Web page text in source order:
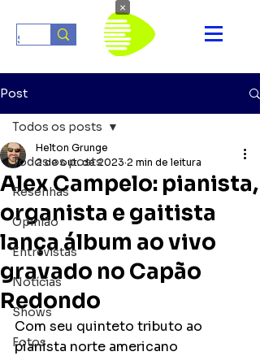
Post
Todos os posts
Resenhas
Opinião
Entrevistas
Notícias
Shows
Fotos
Todos os posts
Alex Campelo: pianista,
organista e gaitista
lança álbum ao vivo
gravado no Capão
Redondo
Helton Grunge
2 de out. de 2023 2 min de leitura
Com seu quinteto tributo ao
pianista norte americano
×